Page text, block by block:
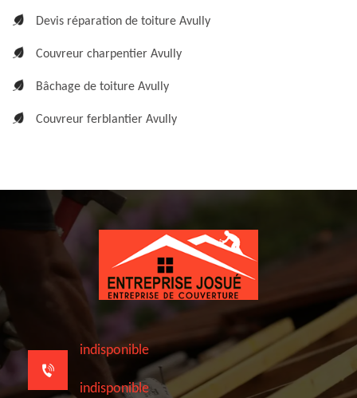
Devis réparation de toiture Avully
Couvreur charpentier Avully
Bâchage de toiture Avully
Couvreur ferblantier Avully
indisponible
indisponible